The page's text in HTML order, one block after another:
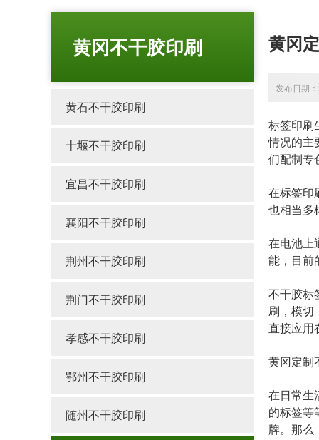
黄冈不干胶印刷
黄石不干胶印刷
十堰不干胶印刷
宜昌不干胶印刷
襄阳不干胶印刷
荆州不干胶印刷
荆门不干胶印刷
孝感不干胶印刷
鄂州不干胶印刷
随州不干胶印刷
黄冈​
发布日期
标签印刷
情况的主
们配制专
在标签印
也相当多
在电池上
能，目前
不干胶标
刷，模切
直接应用
黄冈定制
在日常生
的标签等
牌。那么